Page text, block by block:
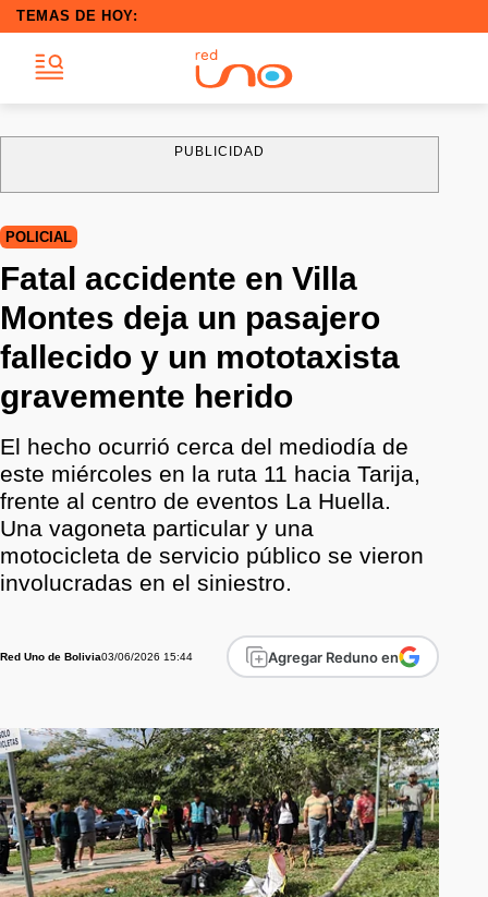
TEMAS DE HOY:
PUBLICIDAD
POLICIAL
Fatal accidente en Villa
Montes deja un pasajero
fallecido y un mototaxista
gravemente herido
El hecho ocurrió cerca del mediodía de
este miércoles en la ruta 11 hacia Tarija,
frente al centro de eventos La Huella.
Una vagoneta particular y una
motocicleta de servicio público se vieron
involucradas en el siniestro.
Red Uno de Bolivia03/06/2026 15:44 Agregar Reduno en